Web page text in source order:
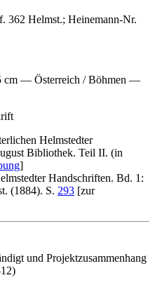
362 Helmst.; Heinemann-Nr.
— Österreich / Böhmen —
Helmstedter
Bibliothek. Teil II. (in
]
Handschriften. Bd. 1:
(1884). S. 293 [zur
und Projektzusammenhang